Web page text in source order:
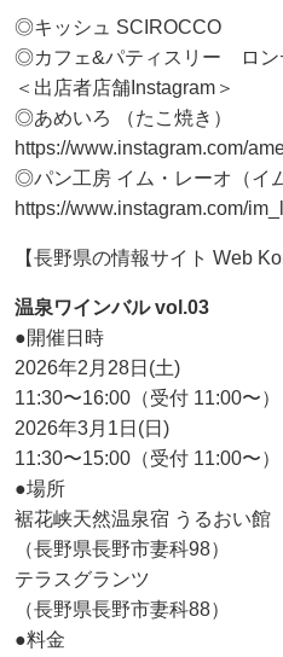
◎キッシュ SCIROCCO
◎カフェ&パティスリー ロン
＜出店者店舗Instagram＞
◎あめいろ （たこ焼き）
https://www.instagram.com/
◎パン工房 イム・レーオ（イ
https://www.instagram.com/
【長野県の情報サイト Web
温泉ワインバル vol.03
●開催日時
2026年2月28日(土)
11:30〜16:00（受付 11:00〜）
2026年3月1日(日)
11:30〜15:00（受付 11:00〜）
●場所
裾花峡天然温泉宿 うるおい館
（長野県長野市妻科98）
テラスグランツ
（長野県長野市妻科88）
●料金